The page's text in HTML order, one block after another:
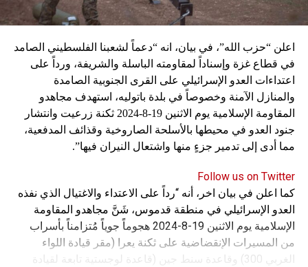
اعلن “حزب الله”، في بيان، انه “دعماً لشعبنا الفلسطيني الصامد
في قطاع غزة وإسناداً لمقاومته الباسلة ‌‏‌‏‌والشريفة، ورداً على
اعتداءات العدو الإسرائيلي على القرى الجنوبية الصامدة
والمنازل الآمنة وخصوصاً في بلدة باتوليه، استهدف مجاهدو
المقاومة الإسلامية يوم الاثنين 19-8-2024 ثكنة زرعيت وانتشار
جنود العدو في محيطها بالأسلحة الصاروخية وقذائف المدفعية،
مما أدى إلى تدمير جزءٍ منها واشتعال النيران فيها”.
Follow us on Twitter
كما اعلن في بيان اخر، أنه “رداً على الاعتداء والاغتيال الذي نفذه
العدو الإسرائيلي في منطقة قدموس، شَنَّ مجاهدو المقاومة
الإسلامية يوم الاثنين 19-8-2024 هجوماً جوياً مُتزامناً بأسراب
من المسيرات الإنقضاضية على ثكنة يعرا (مقر قيادة اللواء
الغربي 300) وقاعدة سنط جين (قاعدة لوجستية تابعة لقيادة